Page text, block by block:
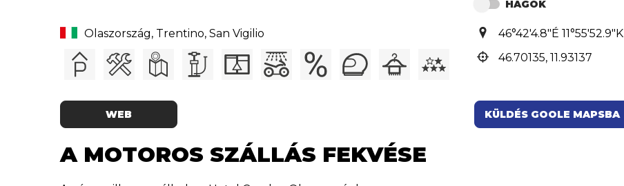
HÁGÓK
Olaszország, Trentino, San Vigilio
46°42'4.8"É 11°55'52.9"K
46.70135, 11.93137
WEB KÜLDÉS GOOLE MAPSBA
A MOTOROS SZÁLLÁS FEKVÉSE